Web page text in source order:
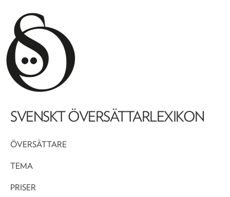
SVENSKT ÖVERSÄTTARLEXIKON
ÖVERSÄTTARE
TEMA
PRISER